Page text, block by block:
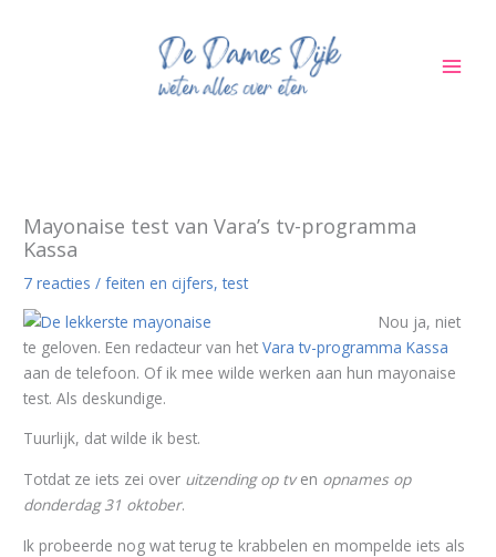
Mayonaise test van Vara’s tv-programma
Kassa
7 reacties /feiten en cijfers,test
Nou ja, niet
te geloven. Een redacteur van hetVara tv-programma Kassa
aan de telefoon. Of ik mee wilde werken aan hun mayonaise
test. Als deskundige.
Tuurlijk, dat wilde ik best.
Totdat ze iets zei over uitzending op tven opnames op
donderdag 31 oktober.
Ik probeerde nog wat terug te krabbelen en mompelde iets als